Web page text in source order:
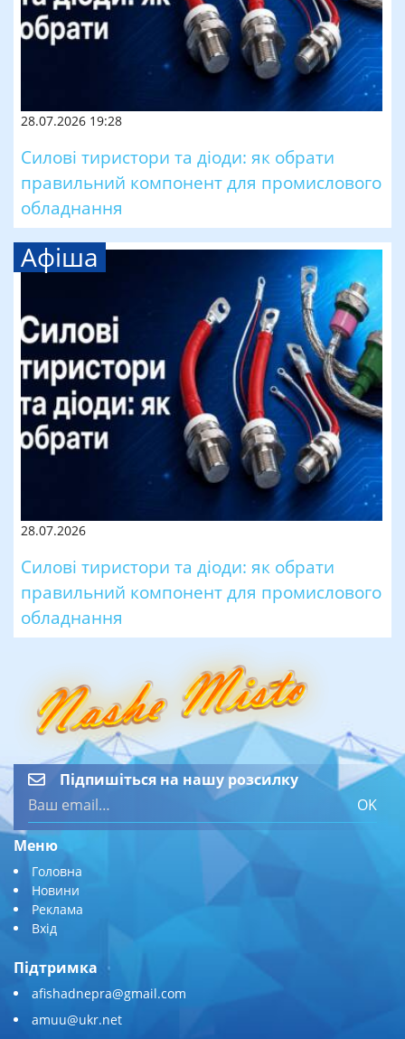
28.07.2026 19:28
Силові тиристори та діоди: як обрати
правильний компонент для промислового
обладнання
Афіша
28.07.2026
Силові тиристори та діоди: як обрати
правильний компонент для промислового
обладнання
Підпишіться на нашу розсилку
OK
Меню
Головна
Новини
Реклама
Вхід
Підтримка
afishadnepra@gmail.com
amuu@ukr.net